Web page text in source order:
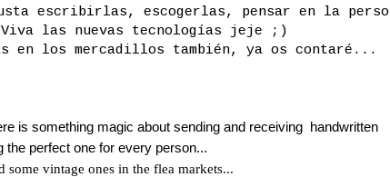
escribirlas, escogerlas, pensar en la
las nuevas tecnologías jeje ;)
en los mercadillos también, ya os contaré...
is something magic about sending and receiving handwritten
the perfect one for every person...
vintage ones in the flea markets...